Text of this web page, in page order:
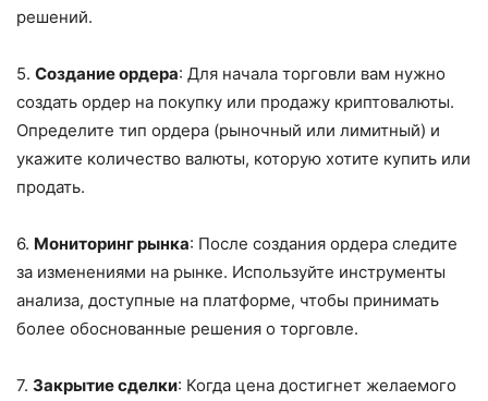
решений.
5. Создание ордера: Для начала торговли вам нужно
создать ордер на покупку или продажу криптовалюты.
Определите тип ордера (рыночный или лимитный) и
укажите количество валюты, которую хотите купить или
продать.
6. Мониторинг рынка: После создания ордера следите
за изменениями на рынке. Используйте инструменты
анализа, доступные на платформе, чтобы принимать
более обоснованные решения о торговле.
7. Закрытие сделки: Когда цена достигнет желаемого